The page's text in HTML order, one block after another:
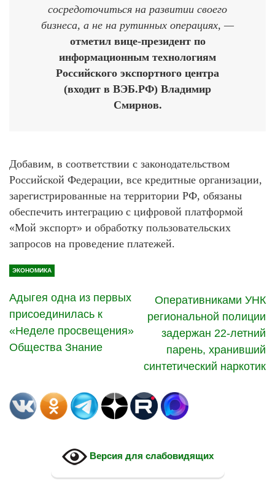
сосредоточиться на развитии своего
бизнеса, а не на рутинных операциях, —
отметил вице-президент по
информационным технологиям
Российского экспортного центра
(входит в ВЭБ.РФ) Владимир
Смирнов.
Добавим, в соответствии с законодательством
Российской Федерации, все кредитные организации,
зарегистрированные на территории РФ, обязаны
обеспечить интеграцию с цифровой платформой
«Мой экспорт» и обработку пользовательских
запросов на проведение платежей.
ЭКОНОМИКА
Адыгея одна из первых
присоединилась к
«Неделе просвещения»
Общества Знание
Оперативниками УНК
региональной полиции
задержан 22-летний
парень, хранивший
синтетический наркотик
Версия для слабовидящих